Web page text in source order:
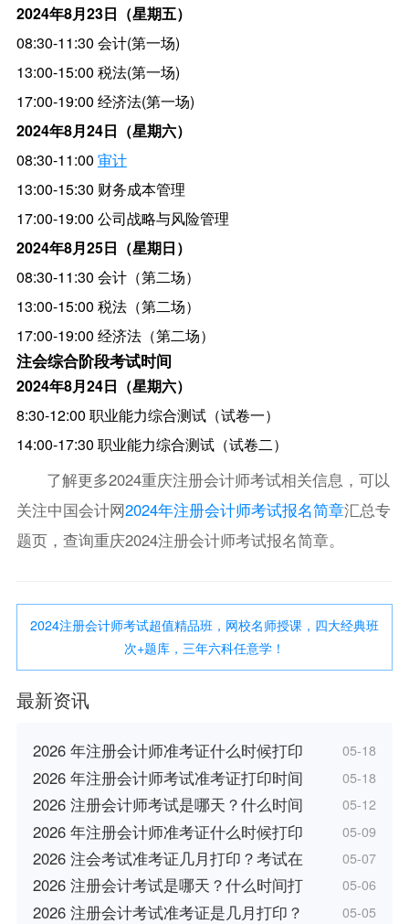
2024年8月23日（星期五）
08:30-11:30 会计(第一场)
13:00-15:00 税法(第一场)
17:00-19:00 经济法(第一场)
2024年8月24日（星期六）
08:30-11:00 审计
13:00-15:30 财务成本管理
17:00-19:00 公司战略与风险管理
2024年8月25日（星期日）
08:30-11:30 会计（第二场）
13:00-15:00 税法（第二场）
17:00-19:00 经济法（第二场）
注会综合阶段考试时间
2024年8月24日（星期六）
8:30-12:00 职业能力综合测试（试卷一）
14:00-17:30 职业能力综合测试（试卷二）
了解更多2024重庆注册会计师考试相关信息，可以
关注中国会计网2024年注册会计师考试报名简章汇总专
题页，查询重庆2024注册会计师考试报名简章。
2024注册会计师考试超值精品班，网校名师授课，四大经典班
次+题库，三年六科任意学！
最新资讯
2026 年注册会计师准考证什么时候打印 05-18
2026 年注册会计师考试准考证打印时间 05-18
2026 注册会计师考试是哪天？什么时间 05-12
2026 年注册会计师准考证什么时候打印 05-09
2026 注会考试准考证几月打印？考试在 05-07
2026 注册会计考试是哪天？什么时间打 05-06
2026 注册会计考试准考证是几月打印？ 05-05